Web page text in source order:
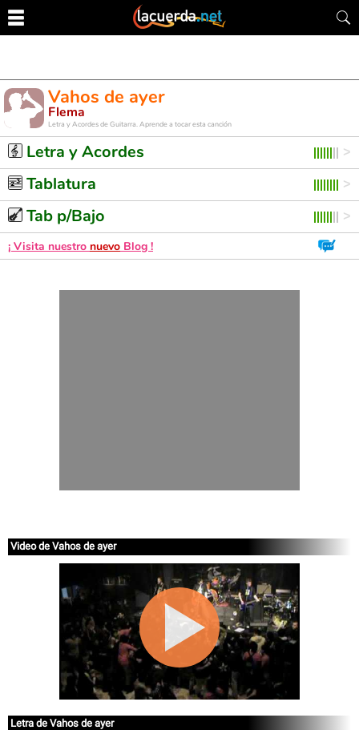
Vahos de ayer
Flema
Letra y Acordes de Guitarra. Aprende a tocar esta canción
Letra y Acordes
Tablatura
Tab p/Bajo
¡ Visita nuestro nuevo Blog !
Video de Vahos de ayer
Letra de Vahos de ayer